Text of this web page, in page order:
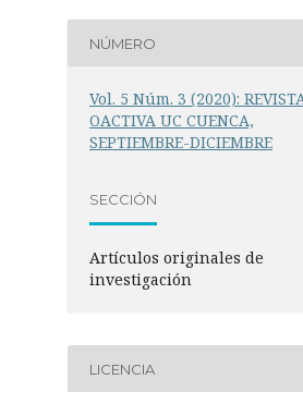
NÚMERO
Vol. 5 Núm. 3 (2020):
OACTIVA UC CUENCA,
SEPTIEMBRE-DICIEMBRE
SECCIÓN
Artículos originales de
investigación
LICENCIA